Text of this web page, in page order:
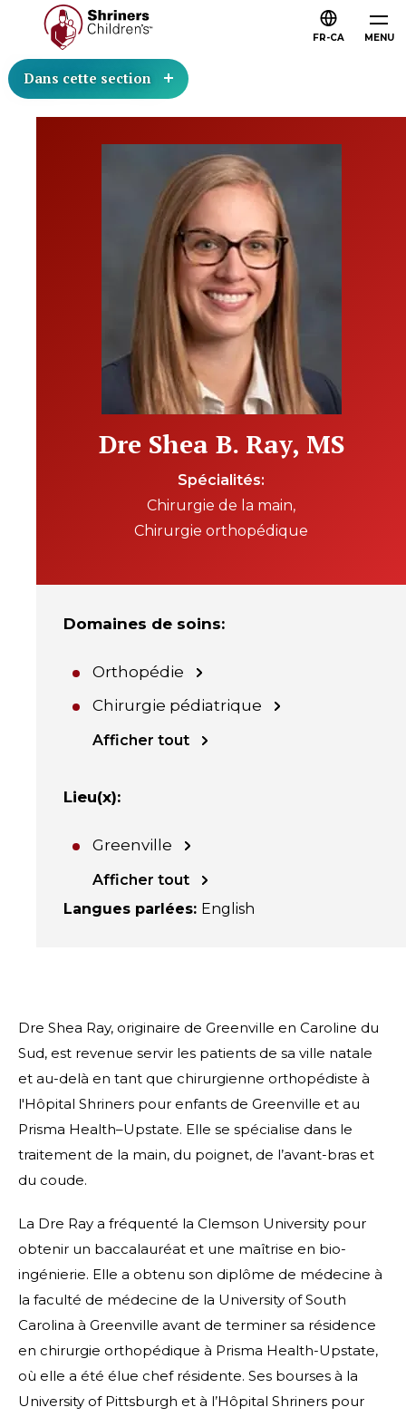
MENU
FR-CA
Dans cette section
Dre Shea B. Ray, MS
Spécialités
Chirurgie de la main
Chirurgie orthopédique
Domaines de soins:
Orthopédie
Chirurgie pédiatrique
Afficher tout
Lieu(x):
Greenville
Afficher tout
Langues parlées: English
Dre Shea Ray, originaire de Greenville en Caroline du
Sud, est revenue servir les patients de sa ville natale
et au-delà en tant que chirurgienne orthopédiste à
l'Hôpital Shriners pour enfants de Greenville et au
Prisma Health–Upstate. Elle se spécialise dans le
traitement de la main, du poignet, de l’avant-bras et
du coude.
La Dre Ray a fréquenté la Clemson University pour
obtenir un baccalauréat et une maîtrise en bio-
ingénierie. Elle a obtenu son diplôme de médecine à
la faculté de médecine de la University of South
Carolina à Greenville avant de terminer sa résidence
en chirurgie orthopédique à Prisma Health-Upstate,
où elle a été élue chef résidente. Ses bourses à la
University of Pittsburgh et à l’Hôpital Shriners pour